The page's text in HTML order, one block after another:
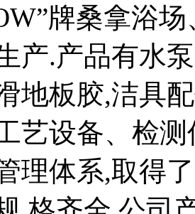
牌桑拿浴
产.产品有水
地板胶,洁具
艺设备、检
理体系,取得